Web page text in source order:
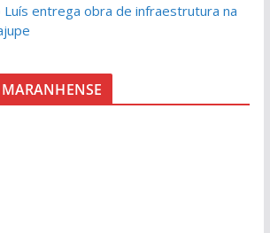
Luís entrega obra de infraestrutura na